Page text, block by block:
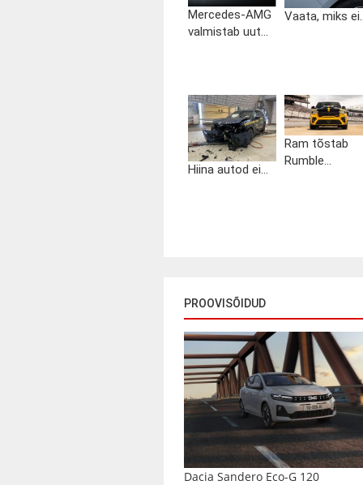
Mercedes-AMG
valmistab uut...
Vaata, miks
Hiina autod ei...
Ram tõstab
Rumble...
PROOVISÕIDUD
Dacia Sandero Eco-G 120